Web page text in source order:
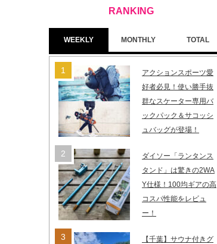
WEEKLY MONTHLY TOTAL
アクションスポーツ愛
好者必見！使い勝手抜
群なスケーター専用バ
ックパック＆サコッシ
ュバッグが登場！
ダイソー「ランタンス
タンド」は驚きの2WA
Y仕様！100均ギアの高
コスパ性能をレビュ
ー！
【千葉】サウナ付きグ